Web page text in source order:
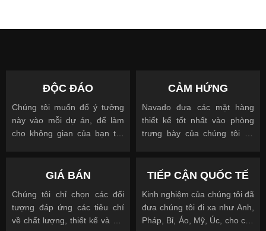
ĐỘC ĐÁO
Chúng tôi muốn đổ ý tưởng
này vào mỗi dự án, để làm
cho không gian của bạn trở
CẢM HỨNG
Navado đưa các mặt hàng
thiết kế tốt nhất vào phòng
trưng bày của chúng tôi để
GIÁ BÁN
Chúng tôi chỉ chọn các đối
tượng đáp ứng các tiêu chí
về chất lượng, thiết kế và giá
TIẾP CẬN QUỐC TẾ
Kinh nghiệm của chúng tôi đã
đưa chúng tôi đi xa như Anh,
Pháp, Bỉ, Áo, Mỹ, Úc, cho các